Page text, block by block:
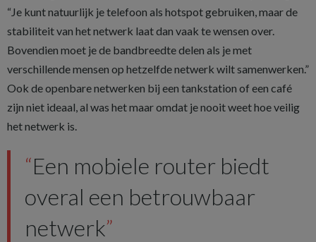
“Je kunt natuurlijk je telefoon als hotspot gebruiken, maar de
stabiliteit van het netwerk laat dan vaak te wensen over.
Bovendien moet je de bandbreedte delen als je met
verschillende mensen op hetzelfde netwerk wilt samenwerken.”
Ook de openbare netwerken bij een tankstation of een café
zijn niet ideaal, al was het maar omdat je nooit weet hoe veilig
het netwerk is.
Een mobiele router biedt
overal een betrouwbaar
netwerk